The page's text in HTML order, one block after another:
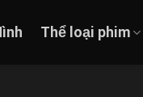
Thể loại phim